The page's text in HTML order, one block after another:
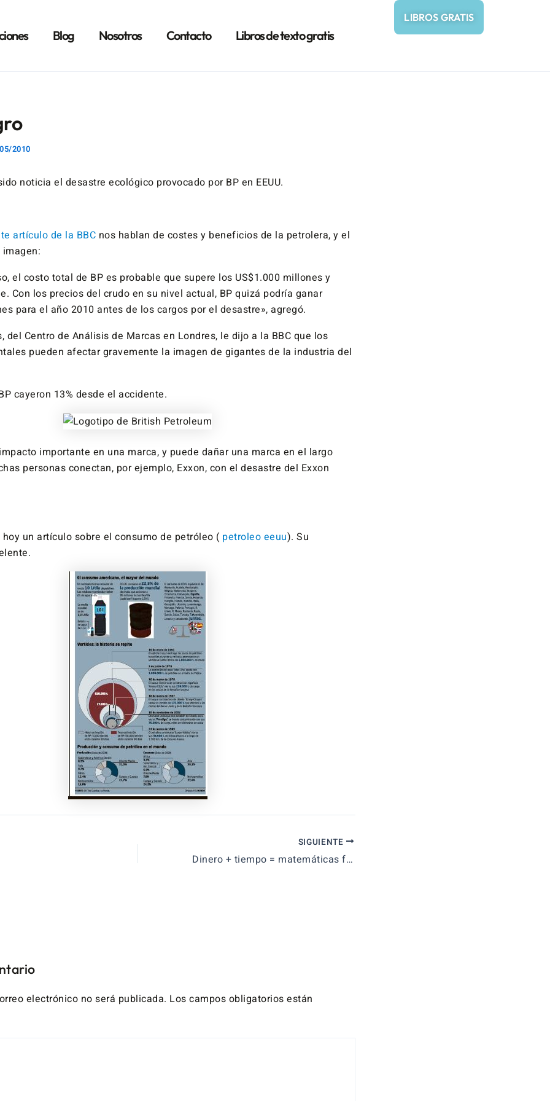
Blog Nosotros Contacto Libros de texto gratis
LIBROS GRATIS
2010
noticia el desastre ecológico provocado por BP en EEUU.
artículo de la BBC nos hablan de costes y beneficios de la petrolera, y el
el costo total de BP es probable que supere los US$1.000 millones y
Con los precios del crudo en su nivel actual, BP quizá podría ganar
para el año 2010 antes de los cargos por el desastre», agregó.
del Centro de Análisis de Marcas en Londres, le dijo a la BBC que los
pueden afectar gravemente la imagen de gigantes de la industria del
cayeron 13% desde el accidente.
importante en una marca, y puede dañar una marca en el largo
personas conectan, por ejemplo, Exxon, con el desastre del Exxon
un artículo sobre el consumo de petróleo ( petroleo eeuu). Su
SIGUIENTE
Dinero + tiempo = matemáticas financieras
electrónico no será publicada. Los campos obligatorios están